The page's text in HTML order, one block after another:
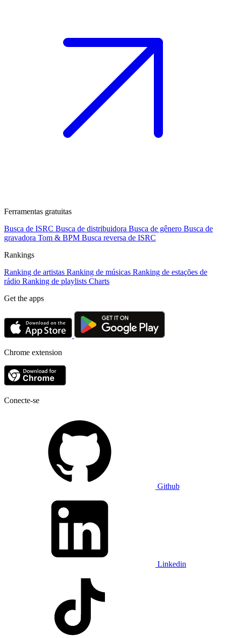
Ferramentas gratuitas
Busca de ISRC Busca de distribuidora Busca de gênero Busca de
gravadora Tom & BPM Busca reversa de ISRC
Rankings
Ranking de artistas Ranking de músicas Ranking de estações de
rádio Ranking de playlists Charts
Get the apps
Chrome extension
Conecte-se
Github
Linkedin